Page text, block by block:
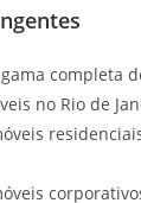
completa
no Rio de